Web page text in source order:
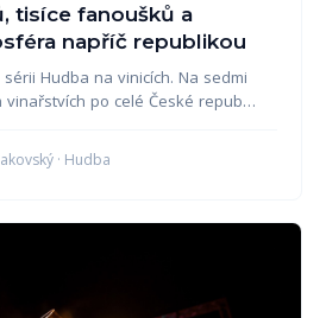
tisíce fanoušků a
napříč republikou
Hudba na vinicích. Na sedmi
vinařstvích po celé České repub…
· Hudba